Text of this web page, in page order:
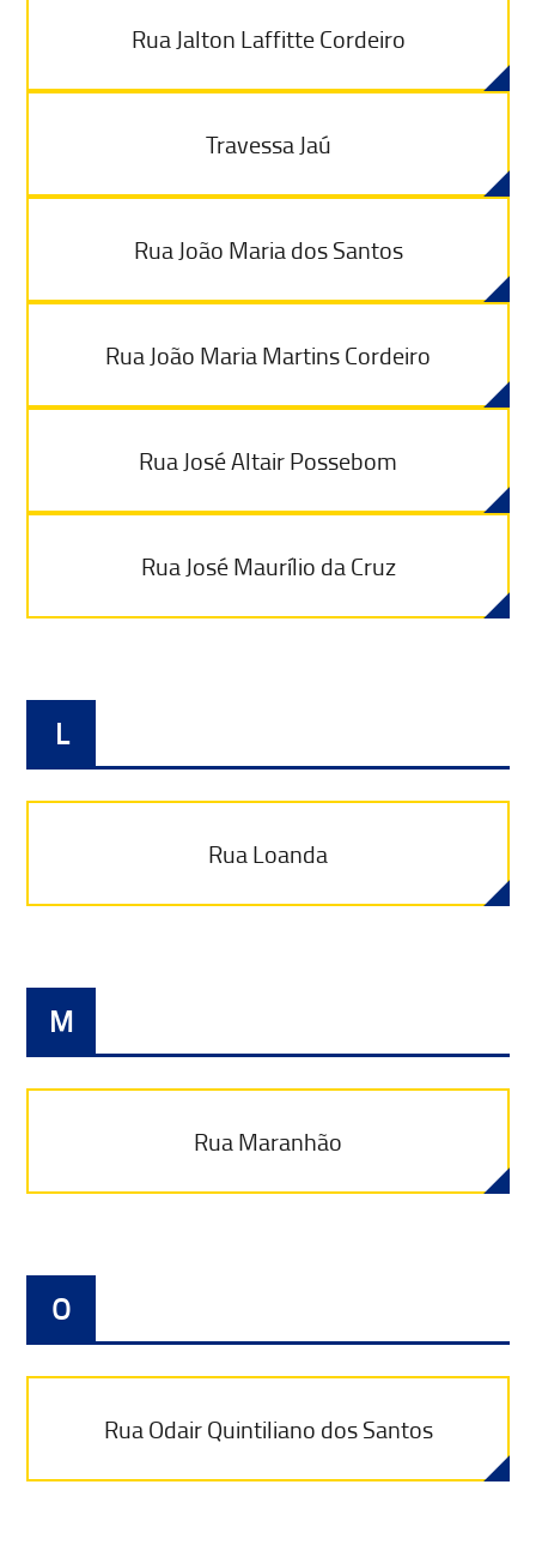
Rua Jalton Laffitte Cordeiro
Travessa Jaú
Rua João Maria dos Santos
Rua João Maria Martins Cordeiro
Rua José Altair Possebom
Rua José Maurílio da Cruz
L
Rua Loanda
M
Rua Maranhão
O
Rua Odair Quintiliano dos Santos